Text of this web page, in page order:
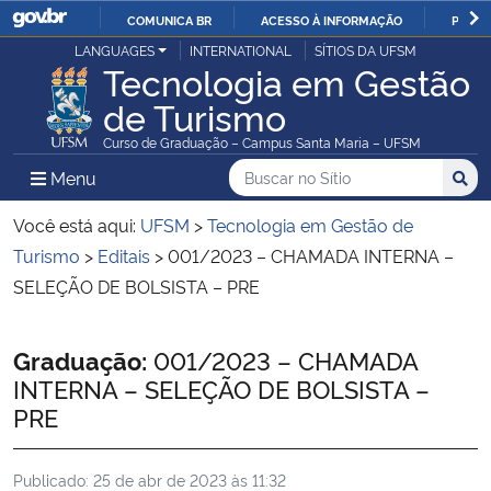
IR
PARA
O
CONTEÚDO
COMUNICA BR ACESSO À INFORMAÇÃO
Ministério da Justiça e Segurança Pública
Ministério da Defesa
Ministério das Relações Exteriores
Ministério da Economia
Ministério da Agricultura, Pecuária e Abastecimento
Ministério da Educação
LANGUAGES INTERNATIONAL SÍTIOS DA UFSM
Tecnologia em Gestão
de Turismo
Curso de Graduação – Campus Santa Maria – UFSM
Menu Menu Principal do Sítio
Busca
Buscar no no Sítio
Busca:
Você está aqui: UFSM >Tecnologia em Gestão de
Turismo > Editais >001/2023 – CHAMADA INTERNA –
SELEÇÃO DE BOLSISTA – PRE
Início do conteúdo
Graduação: 001/2023 – CHAMADA
INTERNA – SELEÇÃO DE BOLSISTA –
PRE
Publicado: 25 de abr de 2023 às 11:32